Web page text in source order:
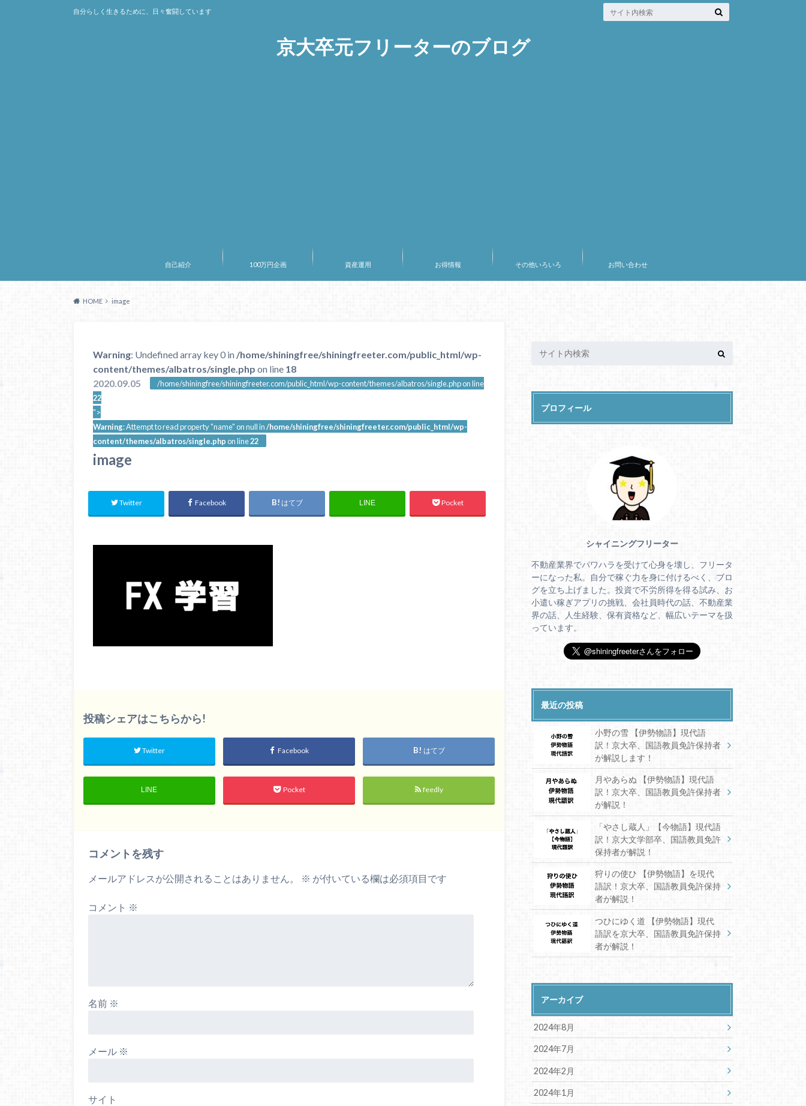
京大卒元フリーターのブログ
自分らしく生きるために、日々奮闘しています
自己紹介 100万円企画 資産運用 お得情報 その他いろいろ お問い合わせ
HOME image
Warning: Undefined array key 0 in /home/shiningfree/shiningfreeter.com/public_html/wp-
content/themes/albatros/single.php on line 18
2020.09.05
/home/shiningfree/shiningfreeter.com/public_html/wp-content/themes/albatros/single.php on line
22
">
Warning: Attempt to read property "name" on null in/home/shiningfree/shiningfreeter.com/public_html/wp-
content/themes/albatros/single.phpon line22
image
Twitter Facebook はてブ LINE Pocket
投稿シェアはこちらから!
Twitter Facebook はてブ
LINE Pocket feedly
コメントを残す
メールアドレスが公開されることはありません。 ※ が付いている欄は必須項目です
コメント ※
名前 ※
メール ※
サイト
プロフィール
シャイニングフリーター
不動産業界でパワハラを受けて心身を壊し、フリータ
ーになった私。自分で稼ぐ力を身に付けるべく、ブロ
グを立ち上げました。投資で不労所得を得る試み、お
小遣い稼ぎアプリの挑戦、会社員時代の話、不動産業
界の話、人生経験、保有資格など、幅広いテーマを扱
っています。
最近の投稿
小野の雪 【伊勢物語】現代語
訳！京大卒、国語教員免許保持者
が解説します！
月やあらぬ 【伊勢物語】現代語
訳！京大卒、国語教員免許保持者
が解説！
「やさし蔵人」【今物語】現代語
訳！京大文学部卒、国語教員免許
保持者が解説！
狩りの使ひ 【伊勢物語】を現代
語訳！京大卒、国語教員免許保持
者が解説！
つひにゆく道 【伊勢物語】現代
語訳を京大卒、国語教員免許保持
者が解説！
アーカイブ
2024年8月
2024年7月
2024年2月
2024年1月